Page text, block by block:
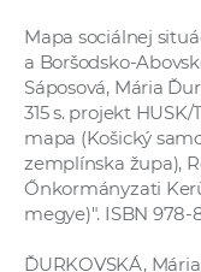
Mapa sociálnej
a Boršodsko-
Sáposová, Mária
315 s. projekt HUSK/
mapa (Košický
zemplínska župa),
Őnkormányzati
megye)". ISBN 978-
ĎURKOVSKÁ,